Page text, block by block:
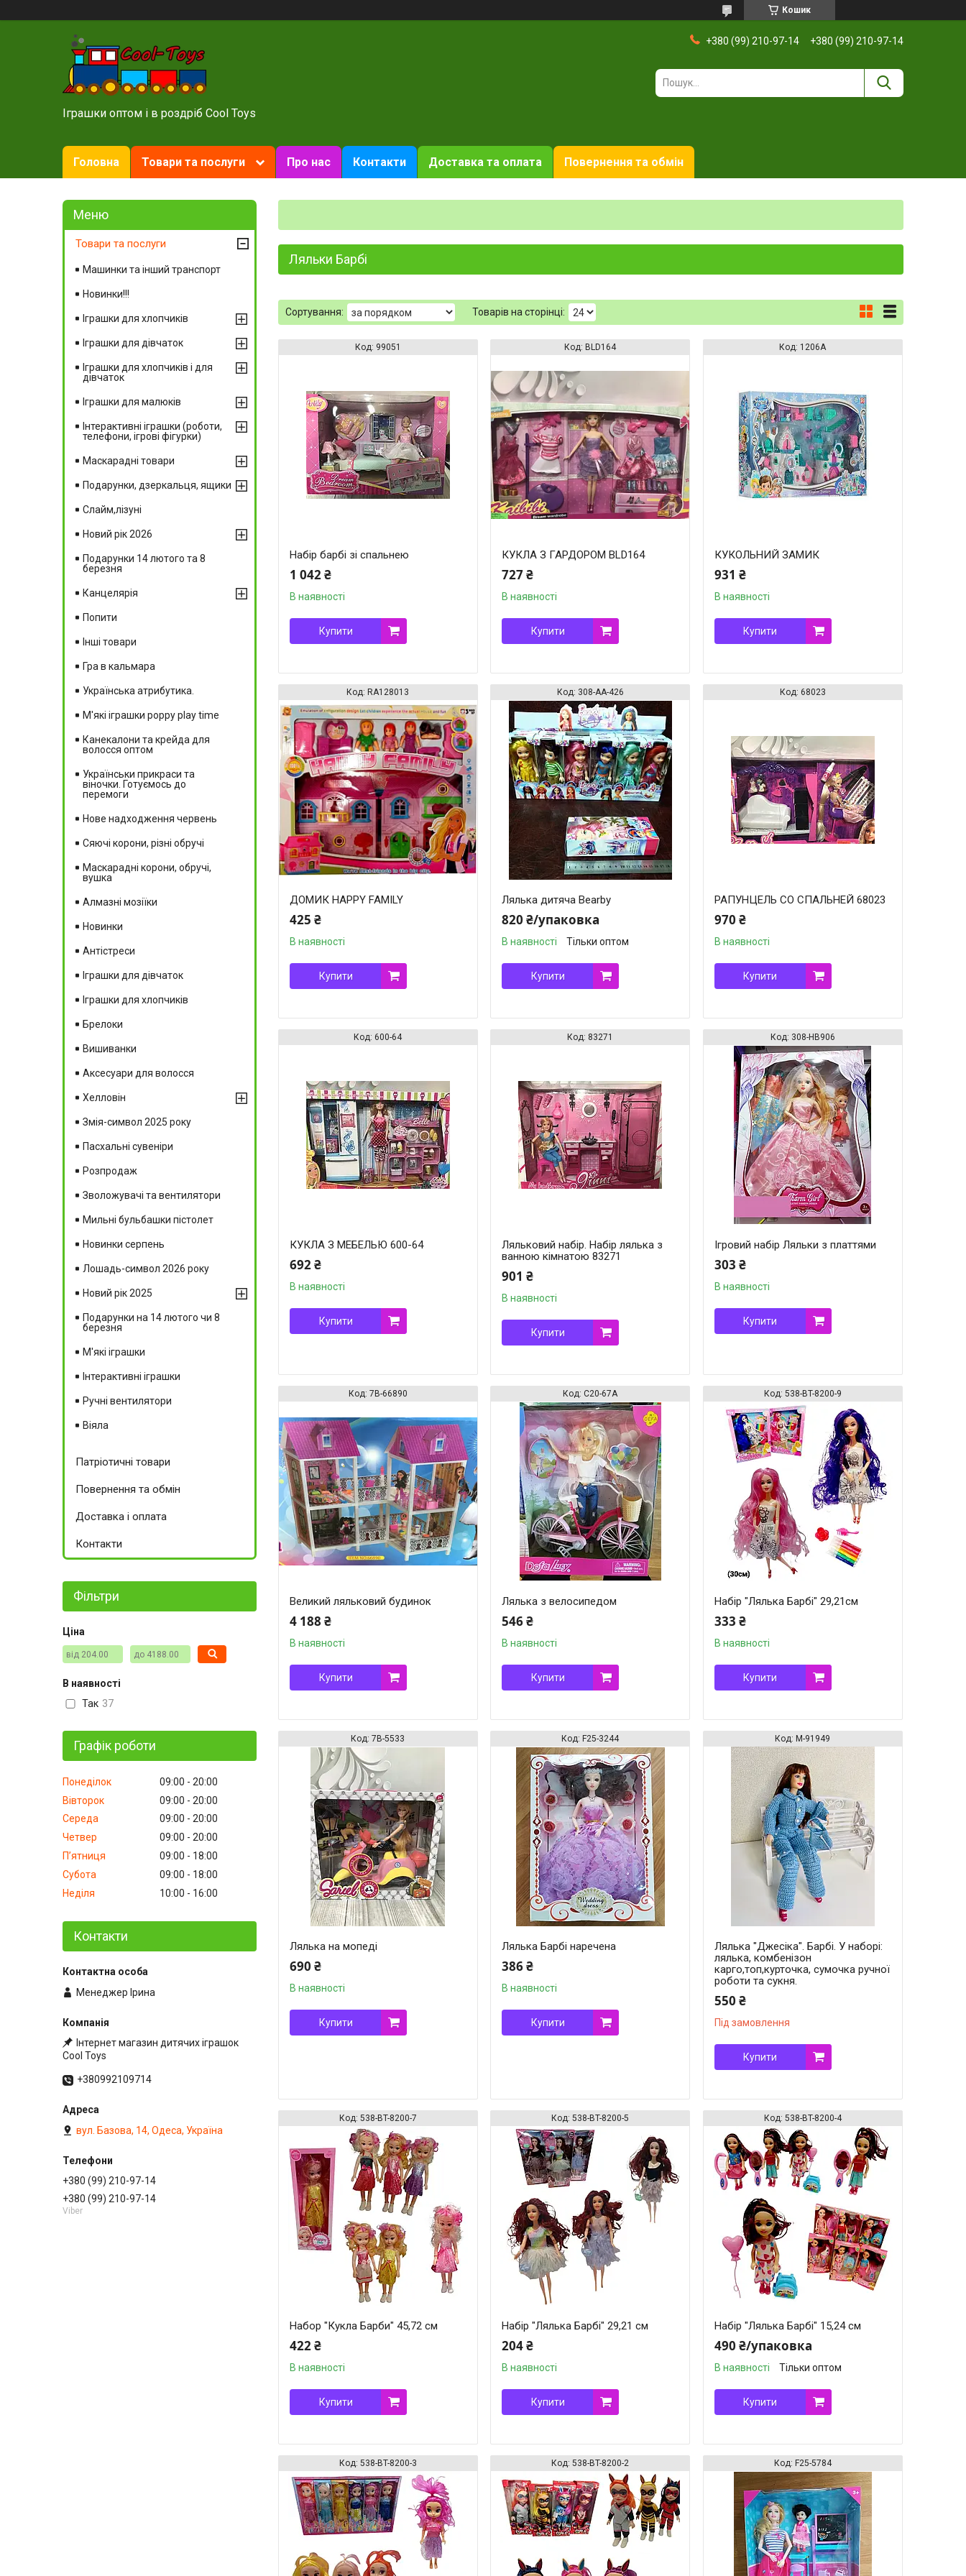
Кошик
Іграшки оптом і в роздріб Cool Toys
+380 (99) 210-97-14 +380 (99) 210-97-14
Головна Товари та послуги Про нас Контакти Доставка та оплата Повернення та обмін
Ляльки Барбі
99051
Набір барбі зі спальнею
1 042 ₴
В наявності
Купити
BLD164
КУКЛА З ГАРДОРОМ BLD164
727 ₴
В наявності
Купити
1206А
КУКОЛЬНИЙ ЗАМИК
931 ₴
В наявності
Купити
RA128013
ДОМИК HAPPY FAMILY
425 ₴
В наявності
Купити
308-AA-426
Лялька дитяча Bearby
820 ₴/упаковка
В наявності Тільки оптом
Купити
68023
РАПУНЦЕЛЬ СО СПАЛЬНЕЙ 68023
970 ₴
В наявності
Купити
600-64
КУКЛА З МЕБЕЛЬЮ 600-64
692 ₴
В наявності
Купити
83271
Ляльковий набір. Набір лялька з
ванною кімнатою 83271
901 ₴
В наявності
Купити
308-HB906
Ігровий набір Ляльки з платтями
303 ₴
В наявності
Купити
7B-66890
Великий ляльковий будинок
4 188 ₴
В наявності
Купити
C20-67А
Лялька з велосипедом
546 ₴
В наявності
Купити
538-BT-8200-9
Набір "Лялька Барбі" 29,21см
333 ₴
В наявності
Купити
7B-5533
Лялька на мопеді
690 ₴
В наявності
Купити
F25-3244
Лялька Барбі наречена
386 ₴
В наявності
Купити
М-91949
Лялька "Джесіка". Барбі. У наборі:
лялька, комбенізон
карго,топ,курточка, сумочка ручної
роботи та сукня.
550 ₴
Під замовлення
Купити
538-BT-8200-7
Набор "Кукла Барби" 45,72 см
422 ₴
В наявності
Купити
538-BT-8200-5
Набір "Лялька Барбі" 29,21 см
204 ₴
В наявності
Купити
538-BT-8200-4
Набір "Лялька Барбі" 15,24 см
490 ₴/упаковка
В наявності Тільки оптом
Купити
538-BT-8200-3 538-BT-8200-2 F25-5784
Товари та послуги
Машинки та інший транспорт
Новинки!!!
Іграшки для хлопчиків
Іграшки для дівчаток
Іграшки для хлопчиків і для
дівчаток
Іграшки для малюків
Інтерактивні іграшки (роботи,
телефони, ігрові фігурки)
Маскарадні товари
Подарунки, дзеркальця, ящики
Слайм,лізуні
Новий рік 2026
Подарунки 14 лютого та 8
березня
Канцелярія
Попити
Інші товари
Гра в кальмара
Українська атрибутика.
М'які іграшки poppy play time
Канекалони та крейда для
волосся оптом
Українськи прикраси та
віночки. Готуємось до
перемоги
Нове надходження червень
Сяючі корони, різні обручі
Маскарадні корони, обручі,
вушка
Алмазні мозіїки
Новинки
Антістреси
Іграшки для дівчаток
Іграшки для хлопчиків
Брелоки
Вишиванки
Аксесуари для волосся
Хелловін
Змія-символ 2025 року
Пасхальні сувеніри
Розпродаж
Зволожувачі та вентилятори
Мильні бульбашки пістолет
Новинки серпень
Лошадь-символ 2026 року
Новий рік 2025
Подарунки на 14 лютого чи 8
березня
М'які іграшки
Інтерактивні іграшки
Ручні вентилятори
Віяла
Патріотичні товари
Повернення та обмін
Доставка і оплата
Контакти
Фільтри
Ціна
В наявності
Так 37
Графік роботи
Понеділок 09:00
20:00
Вівторок
09:00
20:00
Середа
09:00
20:00
Четвер
09:00
20:00
Пʼятниця
09:00
18:00
Субота
09:00
18:00
Неділя
10:00 16:00
Контакти
Менеджер Ірина
Інтернет магазин дитячих іграшок
Cool Toys
+380992109714
вул. Базова, 14, Одеса, Україна
+380 (99) 210-97-14
+380 (99) 210-97-14
Viber